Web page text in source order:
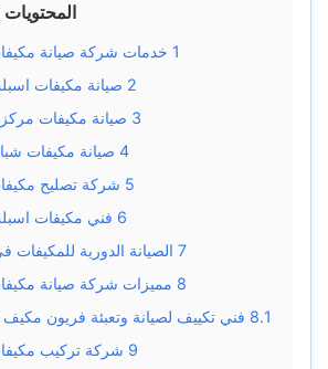
المحتويات
1 خدمات شركة صيانة
2 صيانة مكيفات
3 صيانة مكيفات
4 صيانة مكيفات
5 شركة تصليح
6 فني مكيفات
7 الصيانة الدورية للمكيفات
8 مميزات شركة صيانة
8.1 فني تكييف لصيانة وتعبئة فريون
9 شركة تركيب